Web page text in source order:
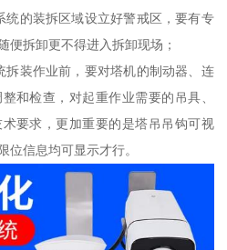
统的装拆区域设立好警戒区，要有专
便拆卸更不得进入拆卸现场；
拆装作业前，要对塔机的制动器、连
和检查，对起重作业需要的吊具、
要求，更加重要的是塔吊吊钩可视
位信息均可显示才行。